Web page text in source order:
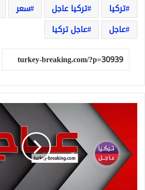
تركيا
تركيا عاجل سعر
عاجل
عاجل تركيا
لروسيا
من
الدرباسية